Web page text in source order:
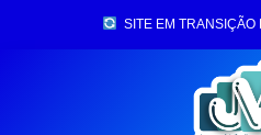
SITE EM TRANSIÇÃO